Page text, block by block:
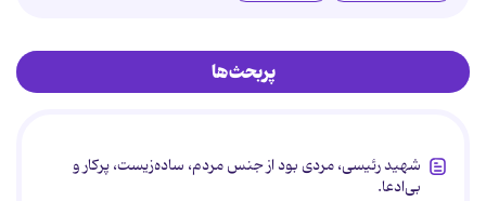
پربحث‌ها
شهید رئیسی، مردی بود از جنس مردم، ساده‌زیست، پرکار و
بی‌ادعا.